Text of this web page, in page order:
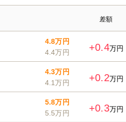
差額
4.8万円
4.4万円
+0.4万円
4.3万円
4.1万円
+0.2万円
5.8万円
5.5万円
+0.3万円